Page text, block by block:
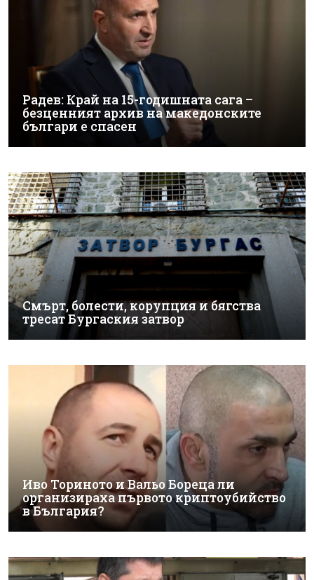
Радев: Край на 15-годишната сага –
безценният архив на македонските
българи е спасен
Смърт, болести, корупция и бягства
тресат Бургаския затвор
Иво Ториното и Вальо Бореца ли
организираха първото криптоубийство
в България?